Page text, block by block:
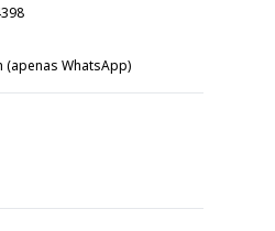
(apenas WhatsApp)